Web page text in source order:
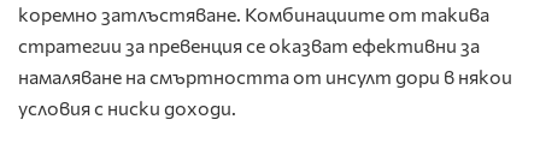
коремно затлъстяване. Комбинациите от такива
стратегии за превенция се оказват ефективни за
намаляване на смъртността от инсулт дори в някои
условия с ниски доходи.